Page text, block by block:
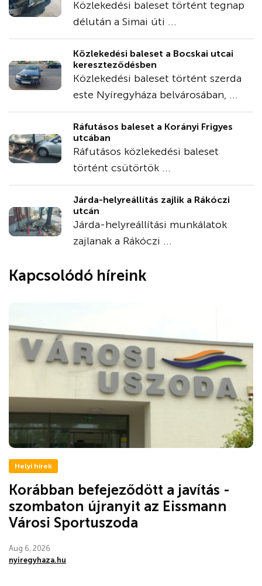
Közlekedési baleset történt tegnap
délután a Simai úti ...
Közlekedési baleset a Bocskai utcai
kereszteződésben
Közlekedési baleset történt szerda
este Nyíregyháza belvárosában, ...
Ráfutásos baleset a Korányi Frigyes
utcában
Ráfutásos közlekedési baleset
történt csütörtök ...
Járda-helyreállítás zajlik a Rákóczi
utcán
Járda-helyreállítási munkálatok
zajlanak a Rákóczi ...
Kapcsolódó híreink
Helyi hírek
Korábban befejeződött a javítás -
szombaton újranyit az Eissmann
Városi Sportuszoda
Aug 6, 2026
nyiregyhaza.hu